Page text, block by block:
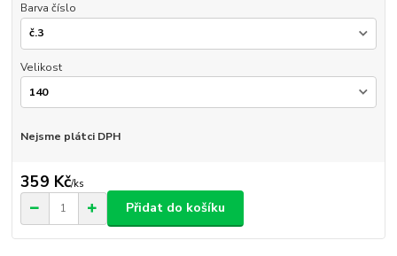
Barva číslo
Velikost
Nejsme plátci DPH
359 Kč/ks
Přidat do košíku